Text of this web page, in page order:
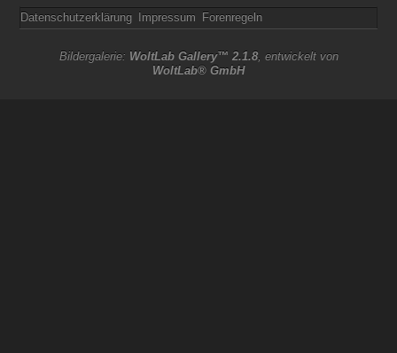
Datenschutzerklärung Impressum Forenregeln
Bildergalerie: WoltLab Gallery™ 2.1.8, entwickelt von
WoltLab® GmbH